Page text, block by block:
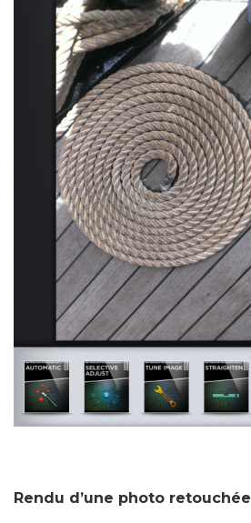
Rendu d’une photo retouchée